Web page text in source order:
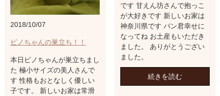
2018/10/07
ピノちゃんの巣立ち！！
本日ピノちゃんが巣立ちまし
た 極小サイズの美人さんで
す 性格もおとなしく優しい
子です。 新しいお家は常滑
です 甘えん坊さんで抱っこ
が大好きです 新しいお家は
神奈川県です バン君幸せに
なってね お土産もいただき
ました。 ありがとうござい
ました。
続きを読む